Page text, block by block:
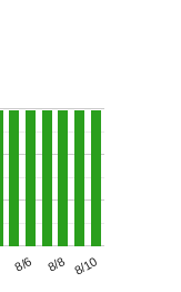
8/6 8/8 8/10